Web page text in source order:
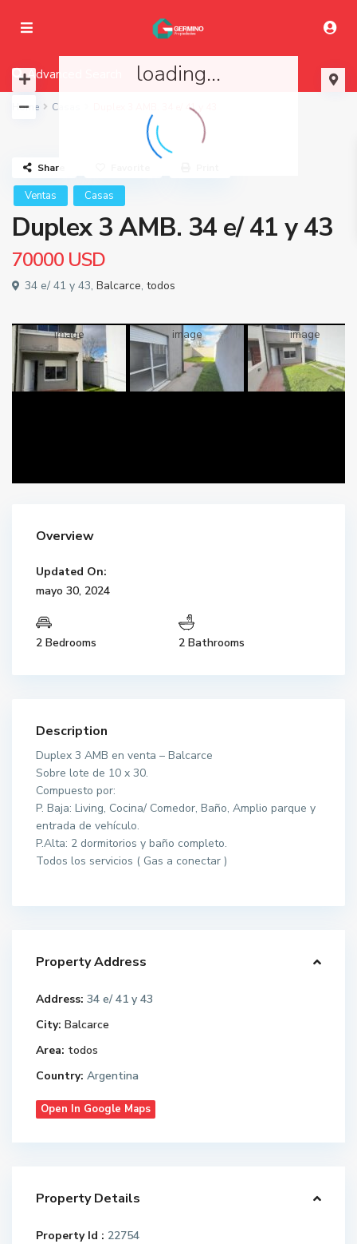
loading...
Advanced Search
Home Casas Duplex 3 AMB. 34 e/ 41 y 43
Ventas Casas
Duplex 3 AMB. 34 e/ 41 y 43
70000 USD
34 e/ 41 y 43, Balcarce, todos
Share
Overview
Updated On:
mayo 30, 2024
2 Bedrooms 2 Bathrooms
Description
Duplex 3 AMB en venta – Balcarce
Sobre lote de 10 x 30.
Compuesto por:
P. Baja: Living, Cocina/ Comedor, Baño, Amplio parque y
entrada de vehículo.
P.Alta: 2 dormitorios y baño completo.
Todos los servicios ( Gas a conectar )
Property Address
Address: 34 e/ 41 y 43
City: Balcarce
Area: todos
Country: Argentina
Open In Google Maps
Property Details
Property Id : 22754